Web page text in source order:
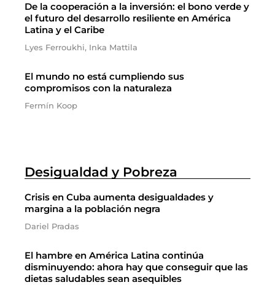
De la cooperación a la inversión: el bono verde y
el futuro del desarrollo resiliente en América
Latina y el Caribe
Lyes Ferroukhi, Inka Mattila
El mundo no está cumpliendo sus
compromisos con la naturaleza
Fermín Koop
Desigualdad y Pobreza
Crisis en Cuba aumenta desigualdades y
margina a la población negra
Dariel Pradas
El hambre en América Latina continúa
disminuyendo: ahora hay que conseguir que las
dietas saludables sean asequibles